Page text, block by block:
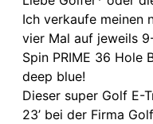
Ich verkaufe meinen
vier Mal auf jeweils
Spin PRIME 36 Hole
deep blue!
Dieser super Golf E-
23’ bei der Firma